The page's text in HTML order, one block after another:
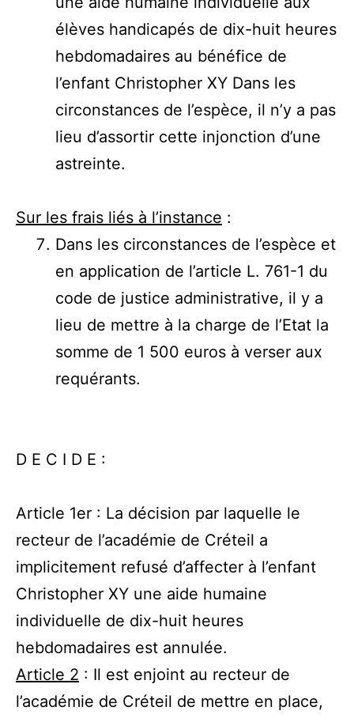
élèves handicapés de dix-huit heures
hebdomadaires au bénéfice de
l’enfant Christopher XY Dans les
circonstances de l’espèce, il n’y a pas
lieu d’assortir cette injonction d’une
astreinte.
Sur les frais liés à l’instance :
Dans les circonstances de l’espèce et
en application de l’article L. 761-1 du
code de justice administrative, il y a
lieu de mettre à la charge de l’Etat la
somme de 1 500 euros à verser aux
requérants.
D E C I D E :
Article 1er : La décision par laquelle le
recteur de l’académie de Créteil a
implicitement refusé d’affecter à l’enfant
Christopher XY une aide humaine
individuelle de dix-huit heures
hebdomadaires est annulée.
Article 2 : Il est enjoint au recteur de
l’académie de Créteil de mettre en place,